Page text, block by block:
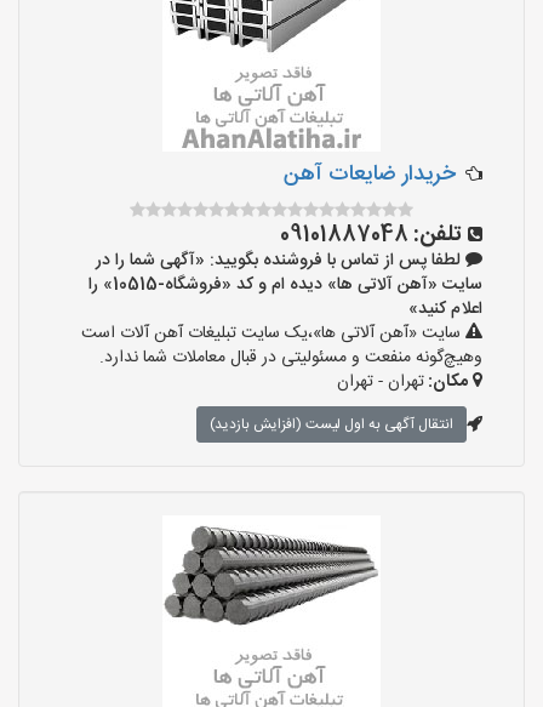
خریدار ضایعات آهن
تلفن: 09101887048
لطفا پس از تماس با فروشنده بگویید: «آگهی شما را در
سایت «آهن آلاتی ها» دیده ام و کد «فروشگاه-10515» را
اعلام کنید»
سایت «آهن آلاتی ها»،یک سایت تبلیغات آهن آلات است
وهیچ‌گونه منفعت و مسئولیتی در قبال معاملات شما ندارد.
مکان:تهران - تهران
انتقال آگهی به اول لیست (افزایش بازدید)